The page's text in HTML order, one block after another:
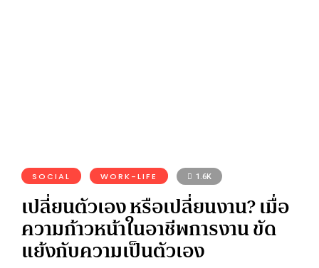
SOCIAL WORK-LIFE 1.6K
เปลี่ยนตัวเอง หรือเปลี่ยนงาน? เมื่อ
ความก้าวหน้าในอาชีพการงาน ขัด
แย้งกับความเป็นตัวเอง